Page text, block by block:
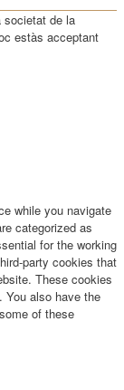
societat de la
estàs acceptant
while you navigate
categorized as
for the working
party cookies that
These cookies
You also have the
of these